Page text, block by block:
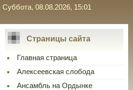
Суббота, 08.08.2026, 15:01
Страницы сайта
Главная страница
Алексеевская слобода
Ансамбль на Ордынке